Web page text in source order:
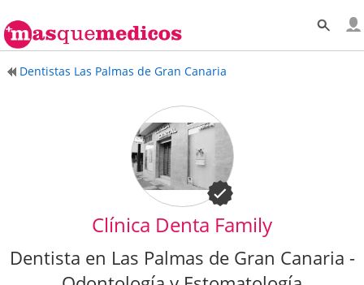
Dentistas Las Palmas de Gran Canaria
Clínica Denta Family
Dentista en Las Palmas de Gran Canaria -